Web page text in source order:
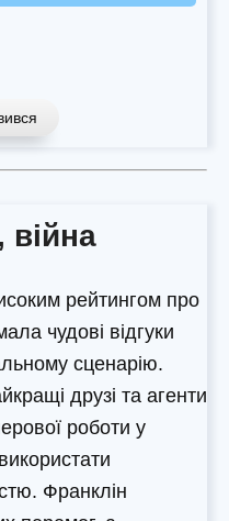
війна
рейтингом про
чудові відгуки
сценарію.
друзі та агенти
роботи у
Франклін